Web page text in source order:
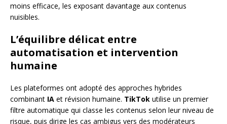
moins efficace, les exposant davantage aux contenus
nuisibles.
L’équilibre délicat entre
automatisation et intervention
humaine
Les plateformes ont adopté des approches hybrides
combinant IA et révision humaine. TikTok utilise un premier
filtre automatique qui classe les contenus selon leur niveau de
risque, puis dirige les cas ambigus vers des modérateurs